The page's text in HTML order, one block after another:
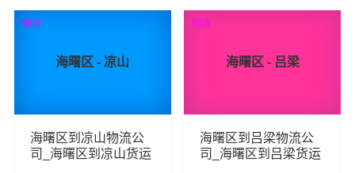
查看详细
海曙区 - 凉山
海曙区到凉山物流公
司_海曙区到凉山货运
物流
海曙区 - 吕梁
海曙区到吕梁物流公
司_海曙区到吕梁货运
物流